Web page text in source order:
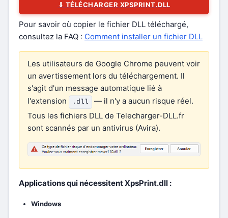
⇓ TÉLÉCHARGER XPSPRINT.DLL
Pour savoir où copier le fichier DLL téléchargé,
consultez la FAQ : Comment installer un fichier DLL
Les utilisateurs de Google Chrome peuvent voir
un avertissement lors du téléchargement. Il
s'agit d'un message automatique lié à
l'extension
.dll
— il n'y a aucun risque réel.
Tous les fichiers DLL de Telecharger-DLL.fr
sont scannés par un antivirus (Avira).
Applications qui nécessitent XpsPrint.dll :
Windows